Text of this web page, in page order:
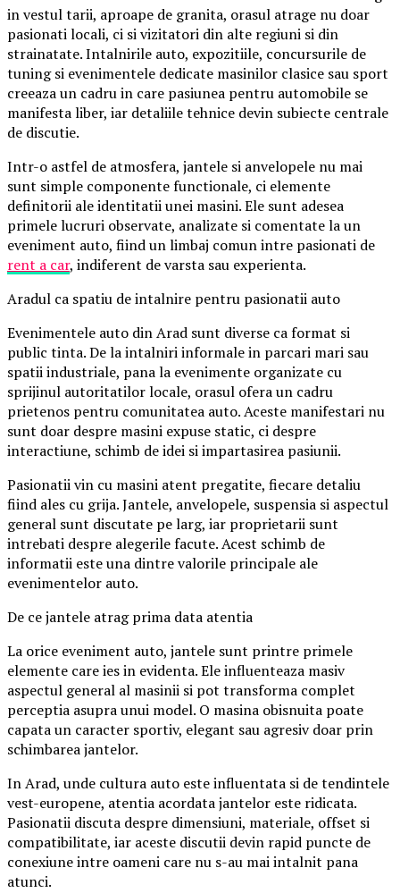
in vestul tarii, aproape de granita, orasul atrage nu doar
pasionati locali, ci si vizitatori din alte regiuni si din
strainatate. Intalnirile auto, expozitiile, concursurile de
tuning si evenimentele dedicate masinilor clasice sau sport
creeaza un cadru in care pasiunea pentru automobile se
manifesta liber, iar detaliile tehnice devin subiecte centrale
de discutie.
Intr-o astfel de atmosfera, jantele si anvelopele nu mai
sunt simple componente functionale, ci elemente
definitorii ale identitatii unei masini. Ele sunt adesea
primele lucruri observate, analizate si comentate la un
eveniment auto, fiind un limbaj comun intre pasionati de
rent a car, indiferent de varsta sau experienta.
Aradul ca spatiu de intalnire pentru pasionatii auto
Evenimentele auto din Arad sunt diverse ca format si
public tinta. De la intalniri informale in parcari mari sau
spatii industriale, pana la evenimente organizate cu
sprijinul autoritatilor locale, orasul ofera un cadru
prietenos pentru comunitatea auto. Aceste manifestari nu
sunt doar despre masini expuse static, ci despre
interactiune, schimb de idei si impartasirea pasiunii.
Pasionatii vin cu masini atent pregatite, fiecare detaliu
fiind ales cu grija. Jantele, anvelopele, suspensia si aspectul
general sunt discutate pe larg, iar proprietarii sunt
intrebati despre alegerile facute. Acest schimb de
informatii este una dintre valorile principale ale
evenimentelor auto.
De ce jantele atrag prima data atentia
La orice eveniment auto, jantele sunt printre primele
elemente care ies in evidenta. Ele influenteaza masiv
aspectul general al masinii si pot transforma complet
perceptia asupra unui model. O masina obisnuita poate
capata un caracter sportiv, elegant sau agresiv doar prin
schimbarea jantelor.
In Arad, unde cultura auto este influentata si de tendintele
vest-europene, atentia acordata jantelor este ridicata.
Pasionatii discuta despre dimensiuni, materiale, offset si
compatibilitate, iar aceste discutii devin rapid puncte de
conexiune intre oameni care nu s-au mai intalnit pana
atunci.